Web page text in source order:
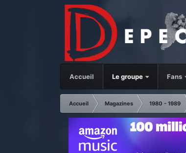
Accueil Le groupe Fans
Accueil Magazines 1980 - 1989